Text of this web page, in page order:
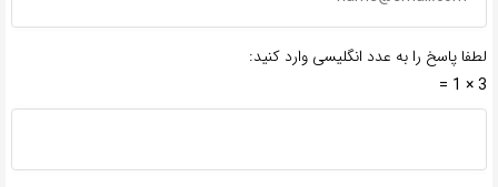
لطفا پاسخ را به عدد انگلیسی وارد کنید:
3 × 1 =